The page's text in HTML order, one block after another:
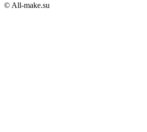
© All-make.su